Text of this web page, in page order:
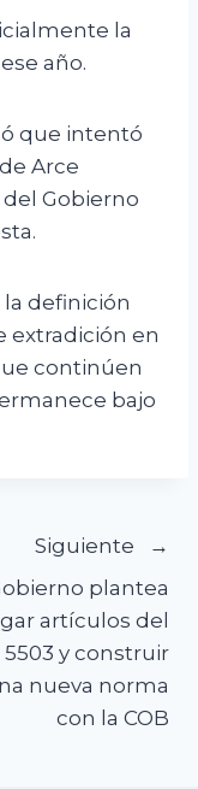
la
año.
que intentó
Arce
Gobierno
definición
extradición en
continúen
bajo
Siguiente
plantea
artículos del
5503 y construir
nueva norma
con la COB